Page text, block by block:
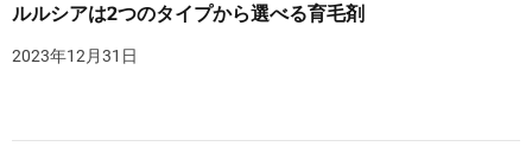
ルルシアは2つのタイプから選べる育毛剤
2023年12月31日